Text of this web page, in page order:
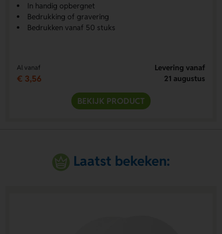
In handig opbergnet
Bedrukking of gravering
Bedrukken vanaf 50 stuks
Al vanaf
€ 3,56
Levering vanaf
21 augustus
BEKIJK PRODUCT
Laatst bekeken: